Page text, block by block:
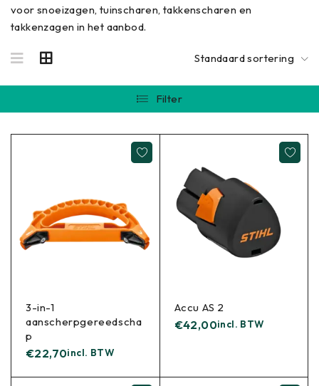
voor snoeizagen, tuinscharen, takkenscharen en
takkenzagen in het aanbod.
Standaard sortering
Filter
3-in-1
aanscherpgereedscha
p
€22,70incl. BTW
Accu AS 2
€42,00incl. BTW